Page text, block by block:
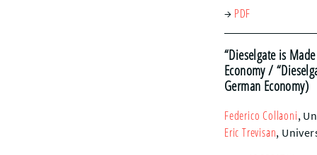
→ PDF
“Dieselgate is
Economy/
German Economy)
Federico Collaoni,
Eric Trevisan,